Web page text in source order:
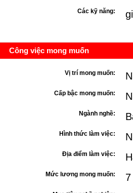
Các kỹ năng:
Công việc mong muốn
Vị trí mong muốn:
Cấp bậc mong muốn:
Ngành nghề:
Hình thức làm việc:
Địa điểm làm việc:
Mức lương mong muốn: